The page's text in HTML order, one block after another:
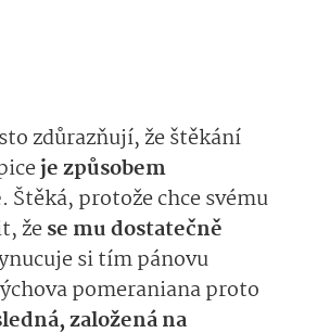
zdůrazňují, že štěkání
je způsobem
. Štěká, protože chce svému
žese mu dostatečně
si tím pánovu
pomeraniana proto
založená na